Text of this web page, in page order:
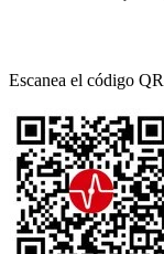
Escanea el código